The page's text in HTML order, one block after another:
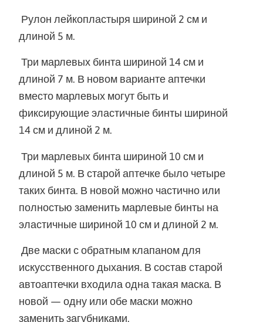
Рулон лейкопластыря шириной 2 см и
длиной 5 м.
Три марлевых бинта шириной 14 см и
длиной 7 м. В новом варианте аптечки
вместо марлевых могут быть и
фиксирующие эластичные бинты шириной
14 см и длиной 2 м.
Три марлевых бинта шириной 10 см и
длиной 5 м. В старой аптечке было четыре
таких бинта. В новой можно частично или
полностью заменить марлевые бинты на
эластичные шириной 10 см и длиной 2 м.
Две маски с обратным клапаном для
искусственного дыхания. В состав старой
автоаптечки входила одна такая маска. В
новой — одну или обе маски можно
заменить загубниками.